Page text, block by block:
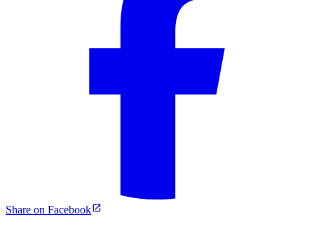
Share on Facebook